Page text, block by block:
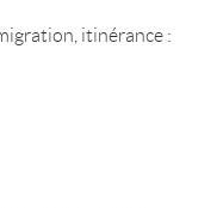
itinérance :